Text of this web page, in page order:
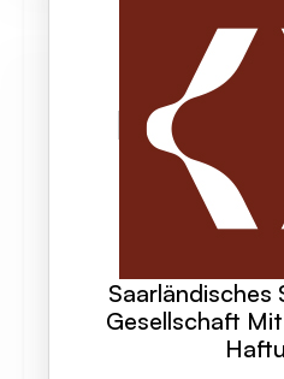
Gesellschaft